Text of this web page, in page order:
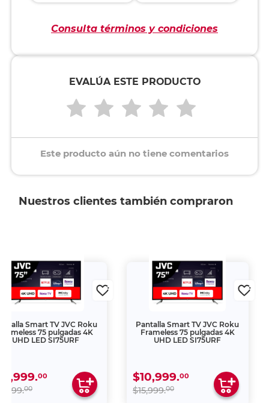
Consulta términos y condiciones
EVALÚA ESTE PRODUCTO
Este producto aún no tiene comentarios
Nuestros clientes también compraron
Smart TV JVC Roku
75 pulgadas 4K
UHD LED SI75URF
00
00
Pantalla Smart TV JVC Roku
Frameless 75 pulgadas 4K
UHD LED SI75URF
$10,999.00
$15,999.00